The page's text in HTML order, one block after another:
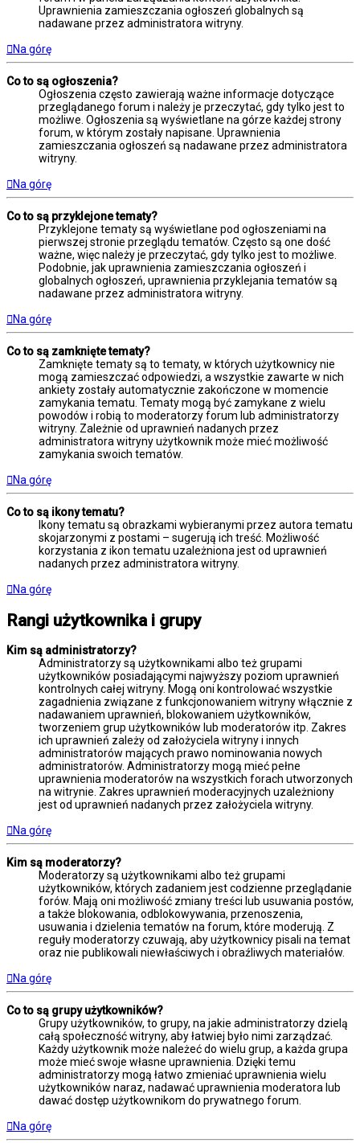
Uprawnienia zamieszczania ogłoszeń globalnych są
nadawane przez administratora witryny.
Na górę
Co to są ogłoszenia?
Ogłoszenia często zawierają ważne informacje dotyczące
przeglądanego forum i należy je przeczytać, gdy tylko jest to
możliwe. Ogłoszenia są wyświetlane na górze każdej strony
forum, w którym zostały napisane. Uprawnienia
zamieszczania ogłoszeń są nadawane przez administratora
witryny.
Na górę
Co to są przyklejone tematy?
Przyklejone tematy są wyświetlane pod ogłoszeniami na
pierwszej stronie przeglądu tematów. Często są one dość
ważne, więc należy je przeczytać, gdy tylko jest to możliwe.
Podobnie, jak uprawnienia zamieszczania ogłoszeń i
globalnych ogłoszeń, uprawnienia przyklejania tematów są
nadawane przez administratora witryny.
Na górę
Co to są zamknięte tematy?
Zamknięte tematy są to tematy, w których użytkownicy nie
mogą zamieszczać odpowiedzi, a wszystkie zawarte w nich
ankiety zostały automatycznie zakończone w momencie
zamykania tematu. Tematy mogą być zamykane z wielu
powodów i robią to moderatorzy forum lub administratorzy
witryny. Zależnie od uprawnień nadanych przez
administratora witryny użytkownik może mieć możliwość
zamykania swoich tematów.
Na górę
Co to są ikony tematu?
Ikony tematu są obrazkami wybieranymi przez autora tematu
skojarzonymi z postami – sugerują ich treść. Możliwość
korzystania z ikon tematu uzależniona jest od uprawnień
nadanych przez administratora witryny.
Na górę
Rangi użytkownika i grupy
Kim są administratorzy?
Administratorzy są użytkownikami albo też grupami
użytkowników posiadającymi najwyższy poziom uprawnień
kontrolnych całej witryny. Mogą oni kontrolować wszystkie
zagadnienia związane z funkcjonowaniem witryny włącznie z
nadawaniem uprawnień, blokowaniem użytkowników,
tworzeniem grup użytkowników lub moderatorów itp. Zakres
ich uprawnień zależy od założyciela witryny i innych
administratorów mających prawo nominowania nowych
administratorów. Administratorzy mogą mieć pełne
uprawnienia moderatorów na wszystkich forach utworzonych
na witrynie. Zakres uprawnień moderacyjnych uzależniony
jest od uprawnień nadanych przez założyciela witryny.
Na górę
Kim są moderatorzy?
Moderatorzy są użytkownikami albo też grupami
użytkowników, których zadaniem jest codzienne przeglądanie
forów. Mają oni możliwość zmiany treści lub usuwania postów,
a także blokowania, odblokowywania, przenoszenia,
usuwania i dzielenia tematów na forum, które moderują. Z
reguły moderatorzy czuwają, aby użytkownicy pisali na temat
oraz nie publikowali niewłaściwych i obraźliwych materiałów.
Na górę
Co to są grupy użytkowników?
Grupy użytkowników, to grupy, na jakie administratorzy dzielą
całą społeczność witryny, aby łatwiej było nimi zarządzać.
Każdy użytkownik może należeć do wielu grup, a każda grupa
może mieć swoje własne uprawnienia. Dzięki temu
administratorzy mogą łatwo zmieniać uprawnienia wielu
użytkowników naraz, nadawać uprawnienia moderatora lub
dawać dostęp użytkownikom do prywatnego forum.
Na górę